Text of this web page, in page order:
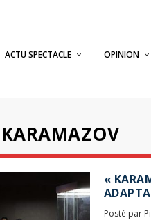
ACTU SPECTACLE OPINION
KARAMAZOV
«
Posté par